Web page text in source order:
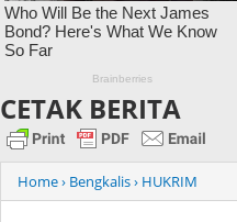
CETAK BERITA
Home› Bengkalis› HUKRIM